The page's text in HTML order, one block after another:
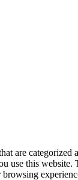
categorized
use this